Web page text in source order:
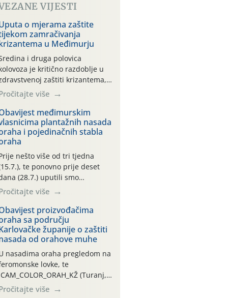
VIJESTI
o mjerama zaštite
zamračivanja
u Međimurju
i druga polovica
je kritično razdoblje u
zaštiti krizantema,
prije zamračivanja u proteklom
smo mjesecu tri puta upućivali
o preventivnim
zaštite krizantema od
uzročnika bolesti,
i fito-fagnih grinja (23.7.,
06.7.)! Na početku ovog
je zabilježeno je
i ekstremno vruće
razdoblje, uz
temperature […]
više
međimurskim
plantažnih nasada
i pojedinačnih stabla
nešto više od tri tjedna
te ponovno prije deset
(28.7.) uputili smo
vlasnicima plantažnih
nasada oraha i pojedinačnih
o početku leta i
potrebi usmjerenog
orahove muhe
completa)! Već
dana traje drugi
“toplinski udar”, koji
naročito izražen zadnja šest
(31.7.-05.8.), jer najviše
zraka svakodnevno
više
proizvođačima
sa području
županije o zaštiti
od orahove muhe
nasadima oraha pregledom na
lovke, te
CAM_COLOR_ORAH_KŽ (Turanj,
zabilježena je mala
više